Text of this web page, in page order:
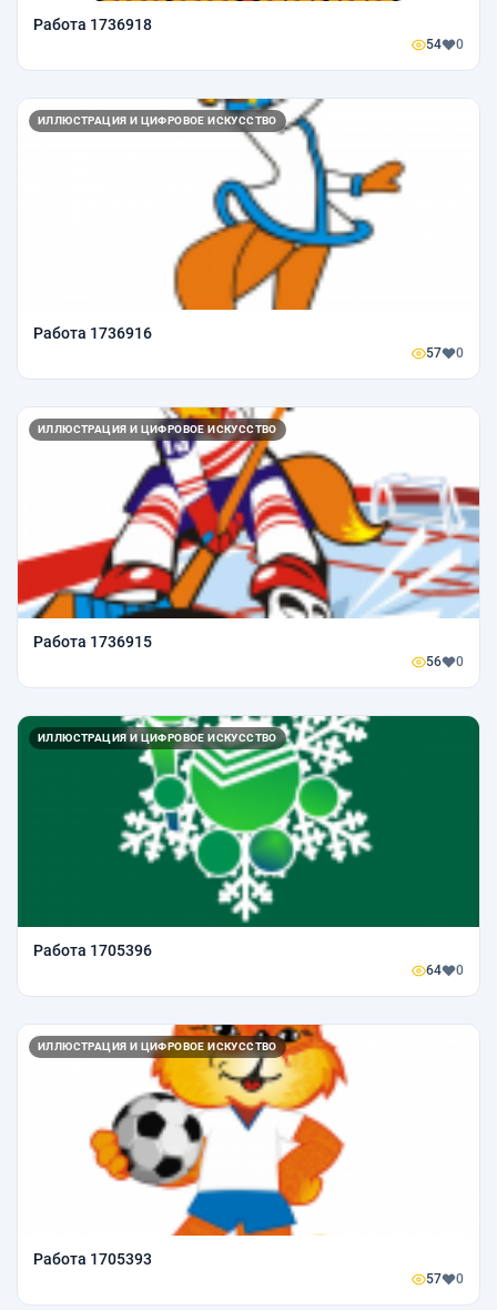
Работа 1736918
54 0
ИЛЛЮСТРАЦИЯ И ЦИФРОВОЕ ИСКУССТВО
Работа 1736916
57 0
ИЛЛЮСТРАЦИЯ И ЦИФРОВОЕ ИСКУССТВО
Работа 1736915
56 0
ИЛЛЮСТРАЦИЯ И ЦИФРОВОЕ ИСКУССТВО
Работа 1705396
64 0
ИЛЛЮСТРАЦИЯ И ЦИФРОВОЕ ИСКУССТВО
Работа 1705393
57 0